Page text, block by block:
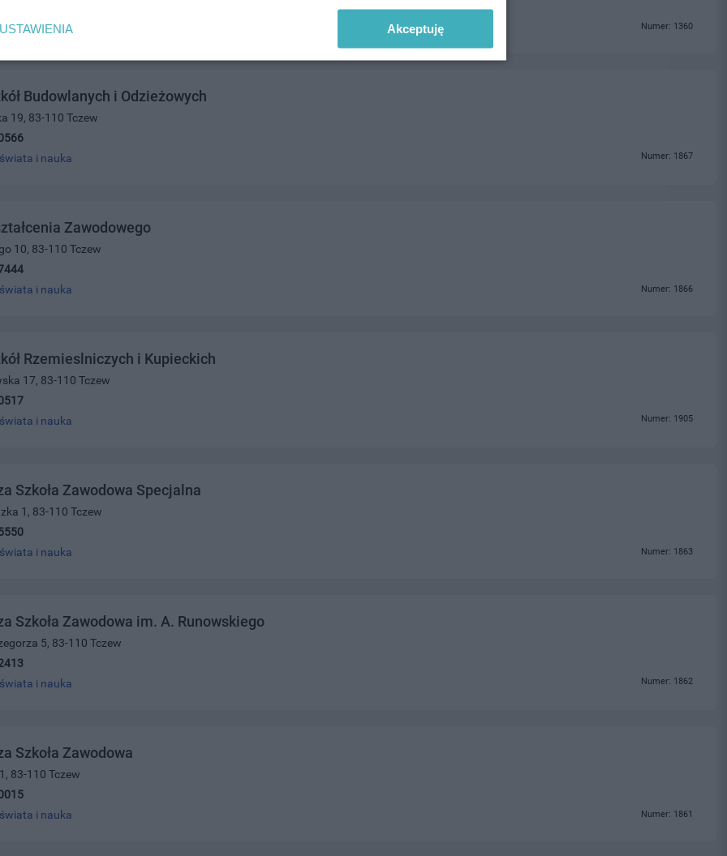
i nauka Numer: 1360
Budowlanych i Odzieżowych
19, 83-110 Tczew
i nauka Numer: 1867
Zawodowego
10, 83-110 Tczew
i nauka Numer: 1866
Rzemieslniczych i Kupieckich
17, 83-110 Tczew
i nauka Numer: 1905
Szkoła Zawodowa Specjalna
1, 83-110 Tczew
i nauka Numer: 1863
Szkoła Zawodowa im. A. Runowskiego
5, 83-110 Tczew
i nauka Numer: 1862
Szkoła Zawodowa
83-110 Tczew
i nauka Numer: 1861
USTAWIENIA Akceptuję